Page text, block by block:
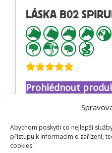
Abychom poskytli co nejlepší
přístupu k informacím o zařízení,
cookies.
LÁSKA B02
Hodnocení
4.77z 5
Prohlédnout